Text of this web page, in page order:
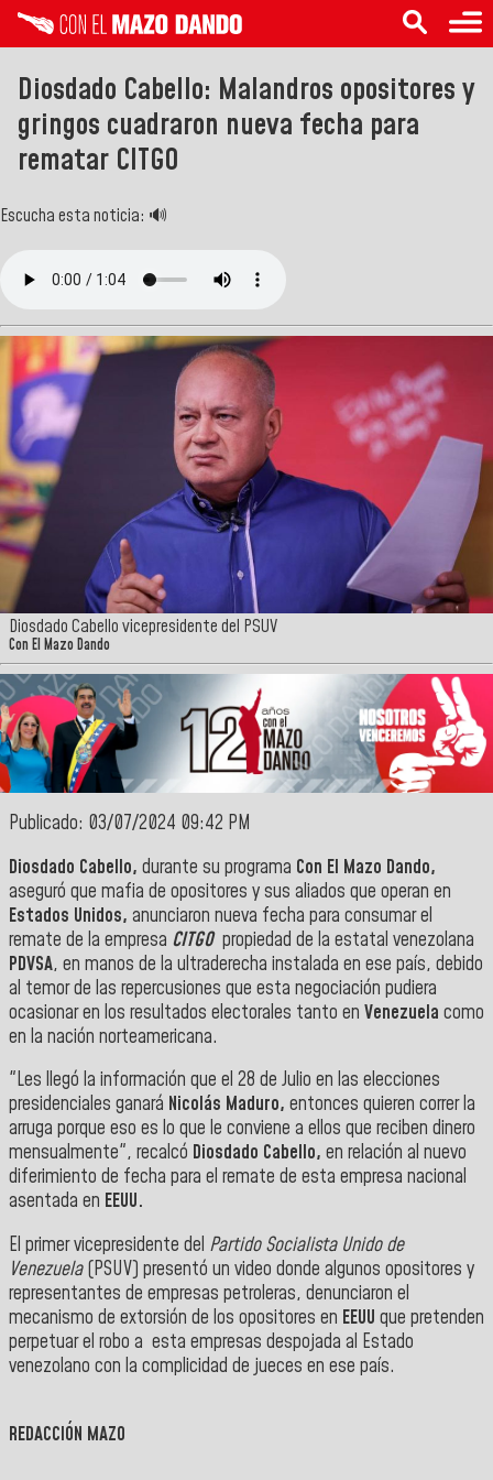
Diosdado Cabello: Malandros opositores y
gringos cuadraron nueva fecha para
rematar CITGO
Escucha esta noticia: 🔊
Diosdado Cabello vicepresidente del PSUV
Con El Mazo Dando
Publicado: 03/07/2024 09:42 PM
Diosdado Cabello, durante su programa Con El Mazo Dando,
aseguró que mafia de opositores y sus aliados que operan en
Estados Unidos, anunciaron nueva fecha para consumar el
remate de la empresa CITGO propiedad de la estatal venezolana
PDVSA, en manos de la ultraderecha instalada en ese país, debido
al temor de las repercusiones que esta negociación pudiera
ocasionar en los resultados electorales tanto en Venezuela como
en la nación norteamericana.
"Les llegó la información que el 28 de Julio en las elecciones
presidenciales ganará Nicolás Maduro, entonces quieren correr la
arruga porque eso es lo que le conviene a ellos que reciben dinero
mensualmente", recalcó Diosdado Cabello, en relación al nuevo
diferimiento de fecha para el remate de esta empresa nacional
asentada en EEUU.
El primer vicepresidente del Partido Socialista Unido de
Venezuela (PSUV) presentó un video donde algunos opositores y
representantes de empresas petroleras, denunciaron el
mecanismo de extorsión de los opositores en EEUU que pretenden
perpetuar el robo a esta empresas despojada al Estado
venezolano con la complicidad de jueces en ese país.
REDACCIÓN MAZO